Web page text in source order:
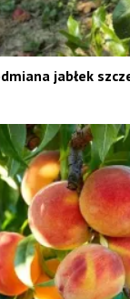
jabłek